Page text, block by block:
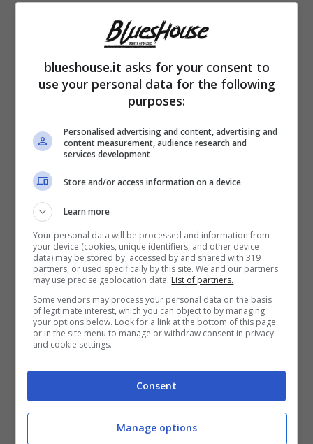
Essendo la città partenopea luogo di nascita
e di ispirazione diPino Danieleche, a
distanza di anni dalla sua scomparsa,
uno dei più importanti esponenti del blues
italiano,Napoli
dall’avere locali a tema. Ecco, quindi, quali
sono i3 migliori locali blues in cui
appassionati e non possono andare per
ascoltare della buona musica live.
A Bagnoli ha trovati per 25 anni la sua casa
Up Stroke
spostato in Via Bonito nel quartiere Vomero
di Napoli. Parliamo insomma di un locale
blueshouse.it asks for your consent to
use your personal data for the following
purposes:
Personalised advertising and content, advertising and
content measurement, audience research and
services development
Store and/or access information on a device
Learn more
Your personal data will be processed and information from
your device (cookies, unique identifiers, and other device
data) may be stored by, accessed by and shared with 319
partners, or used specifically by this site. We and our partners
may use precise geolocation data. List of partners.
Some vendors may process your personal data on the basis
of legitimate interest, which you can object to by managing
your options below. Look for a link at the bottom of this page
or in the site menu to manage or withdraw consent in privacy
and cookie settings.
Consent
Manage options